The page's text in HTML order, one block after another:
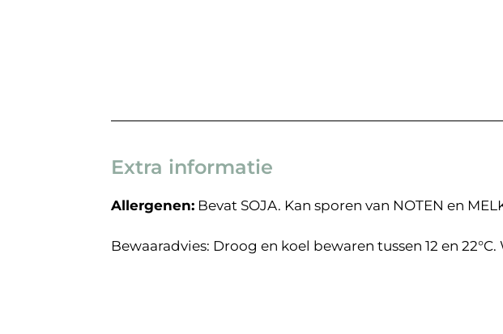
Extra informatie
Allergenen: Bevat SOJA. Kan sporen van NOTEN en
Bewaaradvies: Droog en koel bewaren tussen 12 en